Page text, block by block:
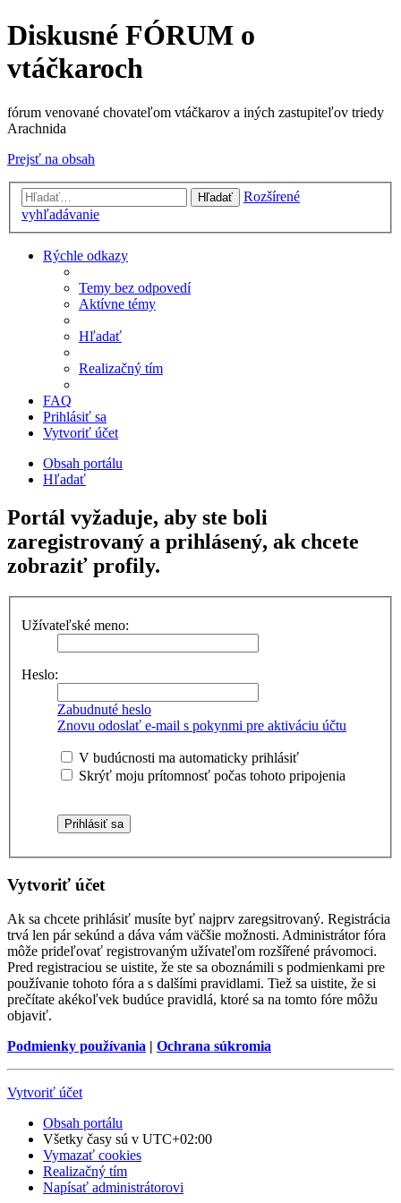
Diskusné FÓRUM o
vtáčkaroch
fórum venované chovateľom vtáčkarov a iných zastupiteľov triedy
Arachnida
Prejsť na obsah
Hľadať
Rozšírené
vyhľadávanie
Rýchle odkazy
Temy bez odpovedí
Aktívne témy
Hľadať
Realizačný tím
FAQ
Prihlásiť sa
Vytvoriť účet
Obsah portálu
Hľadať
Portál vyžaduje, aby ste boli
zaregistrovaný a prihlásený, ak chcete
zobraziť profily.
Užívateľské meno:
Heslo:
Zabudnuté heslo
Znovu odoslať e-mail s pokynmi pre aktiváciu účtu
V budúcnosti ma automaticky prihlásiť
Skrýť moju prítomnosť počas tohoto pripojenia
Vytvoriť účet
Ak sa chcete prihlásiť musíte byť najprv zaregsitrovaný. Registrácia
trvá len pár sekúnd a dáva vám väčšie možnosti. Administrátor fóra
môže prideľovať registrovaným užívateľom rozšířené právomoci.
Pred registraciou se uistite, že ste sa oboznámili s podmienkami pre
používanie tohoto fóra a s dalšími pravidlami. Tiež sa uistite, že si
prečítate akékoľvek budúce pravidlá, ktoré sa na tomto fóre môžu
objaviť.
Podmienky používania | Ochrana súkromia
Vytvoriť účet
Obsah portálu
Všetky časy sú v UTC+02:00
Vymazať cookies
Realizačný tím
Napísať administrátorovi